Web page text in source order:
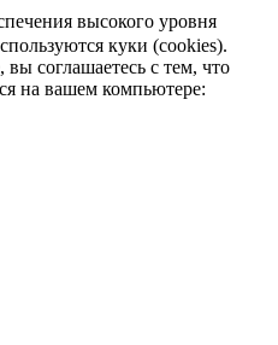
высокого уровня
куки (cookies).
соглашаетесь с тем, что
на вашем компьютере: